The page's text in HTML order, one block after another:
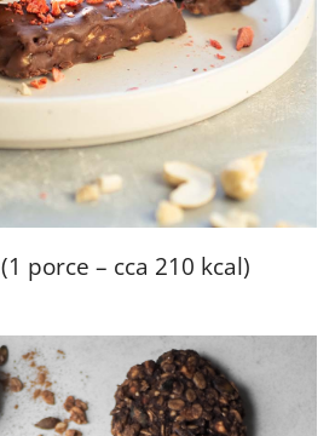
(1 porce – cca 210 kcal)